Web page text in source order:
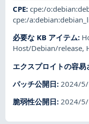
CPE:cpe:/
cpe:/
必要な KB アイテム:
Host/Debian/release,
エクスプロイトの容易
パッチ公開日: 2024/5/
脆弱性公開日:2024/5/